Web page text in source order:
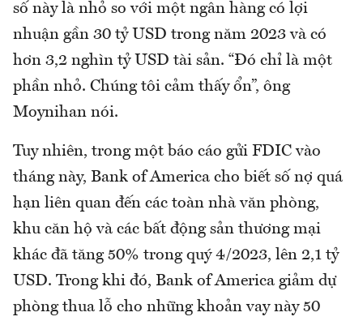
số này là nhỏ so với một ngân hàng có lợi
nhuận gần 30 tỷ USD trong năm 2023 và có
hơn 3,2 nghìn tỷ USD tài sản. “Đó chỉ là một
phần nhỏ. Chúng tôi cảm thấy ổn”, ông
Moynihan nói.
Tuy nhiên, trong một báo cáo gửi FDIC vào
tháng này, Bank of America cho biết số nợ quá
hạn liên quan đến các toàn nhà văn phòng,
khu căn hộ và các bất động sản thương mại
khác đã tăng 50% trong quý 4/2023, lên 2,1 tỷ
USD. Trong khi đó, Bank of America giảm dự
phòng thua lỗ cho những khoản vay này 50